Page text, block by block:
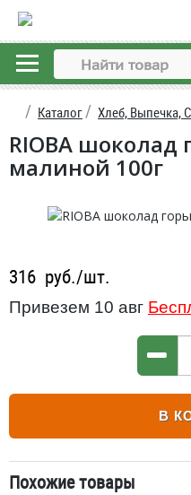
Каталог Хлеб, Выпечка,
RIOBA шоколад
малиной 100г
316 руб./шт.
Привезем 10 авг
В
Похожие товары